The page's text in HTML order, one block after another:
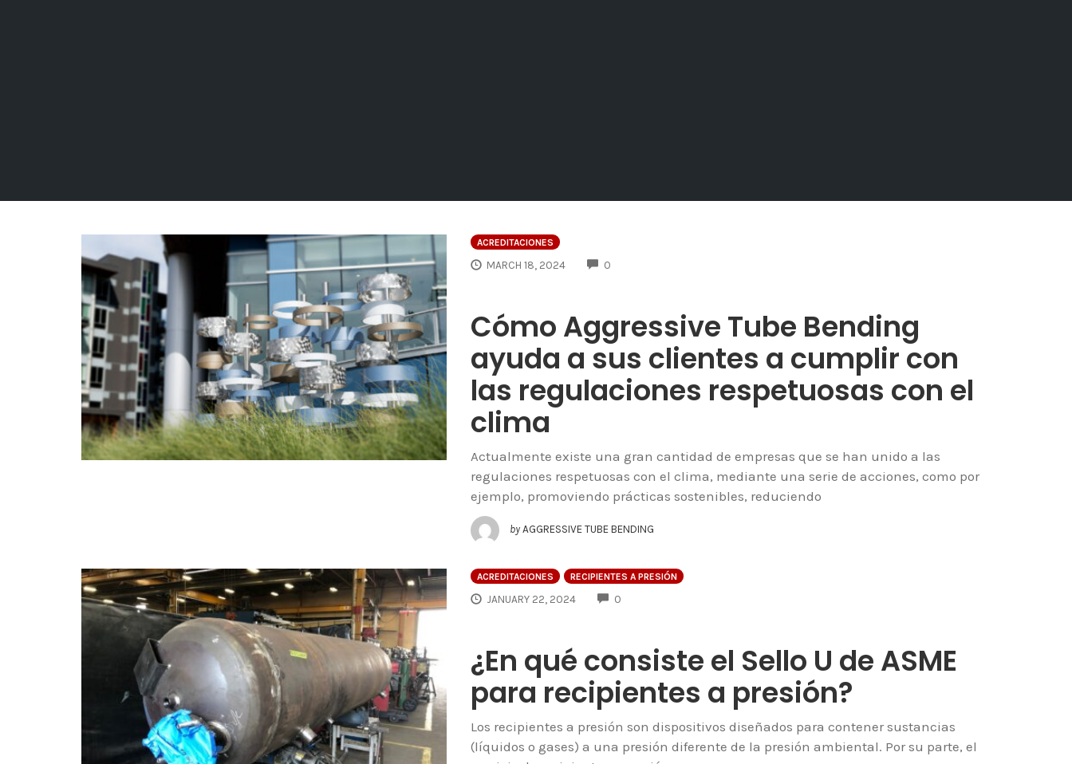
ACREDITACIONES
MARCH 18, 2024 0
Cómo Aggressive Tube Bending
ayuda a sus clientes a cumplir con
las regulaciones respetuosas con el
clima
Actualmente existe una gran cantidad de empresas que se han unido a las
regulaciones respetuosas con el clima, mediante una serie de acciones, como por
ejemplo, promoviendo prácticas sostenibles, reduciendo
by AGGRESSIVE TUBE BENDING
ACREDITACIONES RECIPIENTES A PRESIÓN
JANUARY 22, 2024 0
¿En qué consiste el Sello U de ASME
para recipientes a presión?
Los recipientes a presión son dispositivos diseñados para contener sustancias
(líquidos o gases) a una presión diferente de la presión ambiental. Por su parte, el